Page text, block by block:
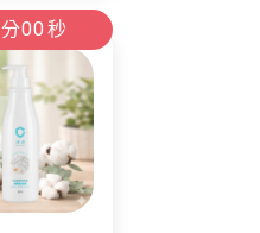
分00 秒